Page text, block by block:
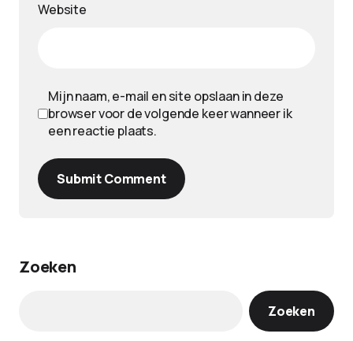
Website
Mijn naam, e-mail en site opslaan in deze
browser voor de volgende keer wanneer ik
een reactie plaats.
Submit Comment
Zoeken
Zoeken